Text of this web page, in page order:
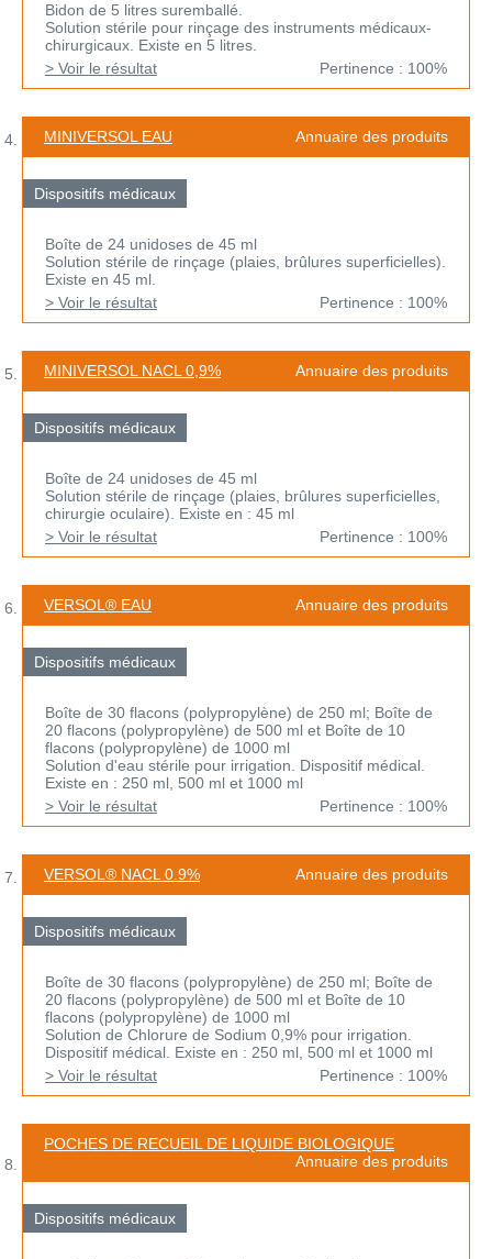
Bidon de 5 litres suremballé.
Solution stérile pour rinçage des instruments médicaux-
chirurgicaux. Existe en 5 litres.
> Voir le résultat
Pertinence : 100%
MINIVERSOL EAU Annuaire des produits
Dispositifs médicaux
Boîte de 24 unidoses de 45 ml
Solution stérile de rinçage (plaies, brûlures superficielles).
Existe en 45 ml.
> Voir le résultat
Pertinence : 100%
MINIVERSOL NACL 0,9% Annuaire des produits
Dispositifs médicaux
Boîte de 24 unidoses de 45 ml
Solution stérile de rinçage (plaies, brûlures superficielles,
chirurgie oculaire). Existe en : 45 ml
> Voir le résultat
Pertinence : 100%
VERSOL® EAU Annuaire des produits
Dispositifs médicaux
Boîte de 30 flacons (polypropylène) de 250 ml; Boîte de
20 flacons (polypropylène) de 500 ml et Boîte de 10
flacons (polypropylène) de 1000 ml
Solution d'eau stérile pour irrigation. Dispositif médical.
Existe en : 250 ml, 500 ml et 1000 ml
> Voir le résultat
Pertinence : 100%
VERSOL® NACL 0.9% Annuaire des produits
Dispositifs médicaux
Boîte de 30 flacons (polypropylène) de 250 ml; Boîte de
20 flacons (polypropylène) de 500 ml et Boîte de 10
flacons (polypropylène) de 1000 ml
Solution de Chlorure de Sodium 0,9% pour irrigation.
Dispositif médical. Existe en : 250 ml, 500 ml et 1000 ml
> Voir le résultat
Pertinence : 100%
POCHES DE RECUEIL DE LIQUIDE BIOLOGIQUE
Annuaire des produits
Dispositifs médicaux